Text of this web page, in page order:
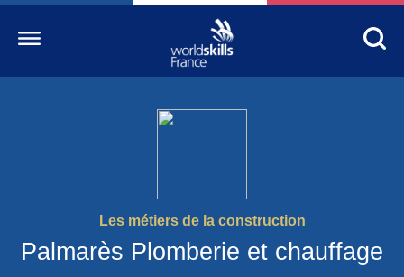
Les métiers de la construction
Palmarès Plomberie et chauffage
La compétition
Découvrez un métier
S’informer